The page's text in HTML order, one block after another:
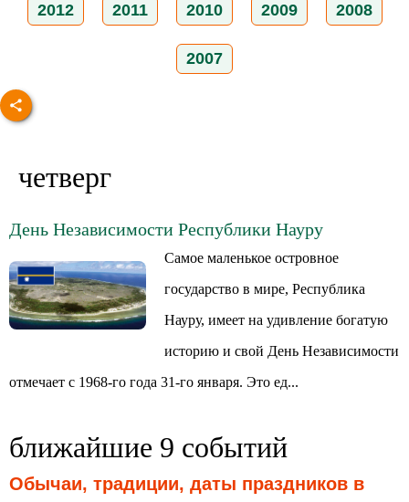
2012 2011 2010 2009 2008
2007
четверг
День Независимости Республики Науру
Самое маленькое островное
государство в мире, Республика
Науру, имеет на удивление богатую
историю и свой День Независимости
отмечает с 1968-го года 31-го января. Это ед...
ближайшие 9 событий
Обычаи, традиции, даты праздников в